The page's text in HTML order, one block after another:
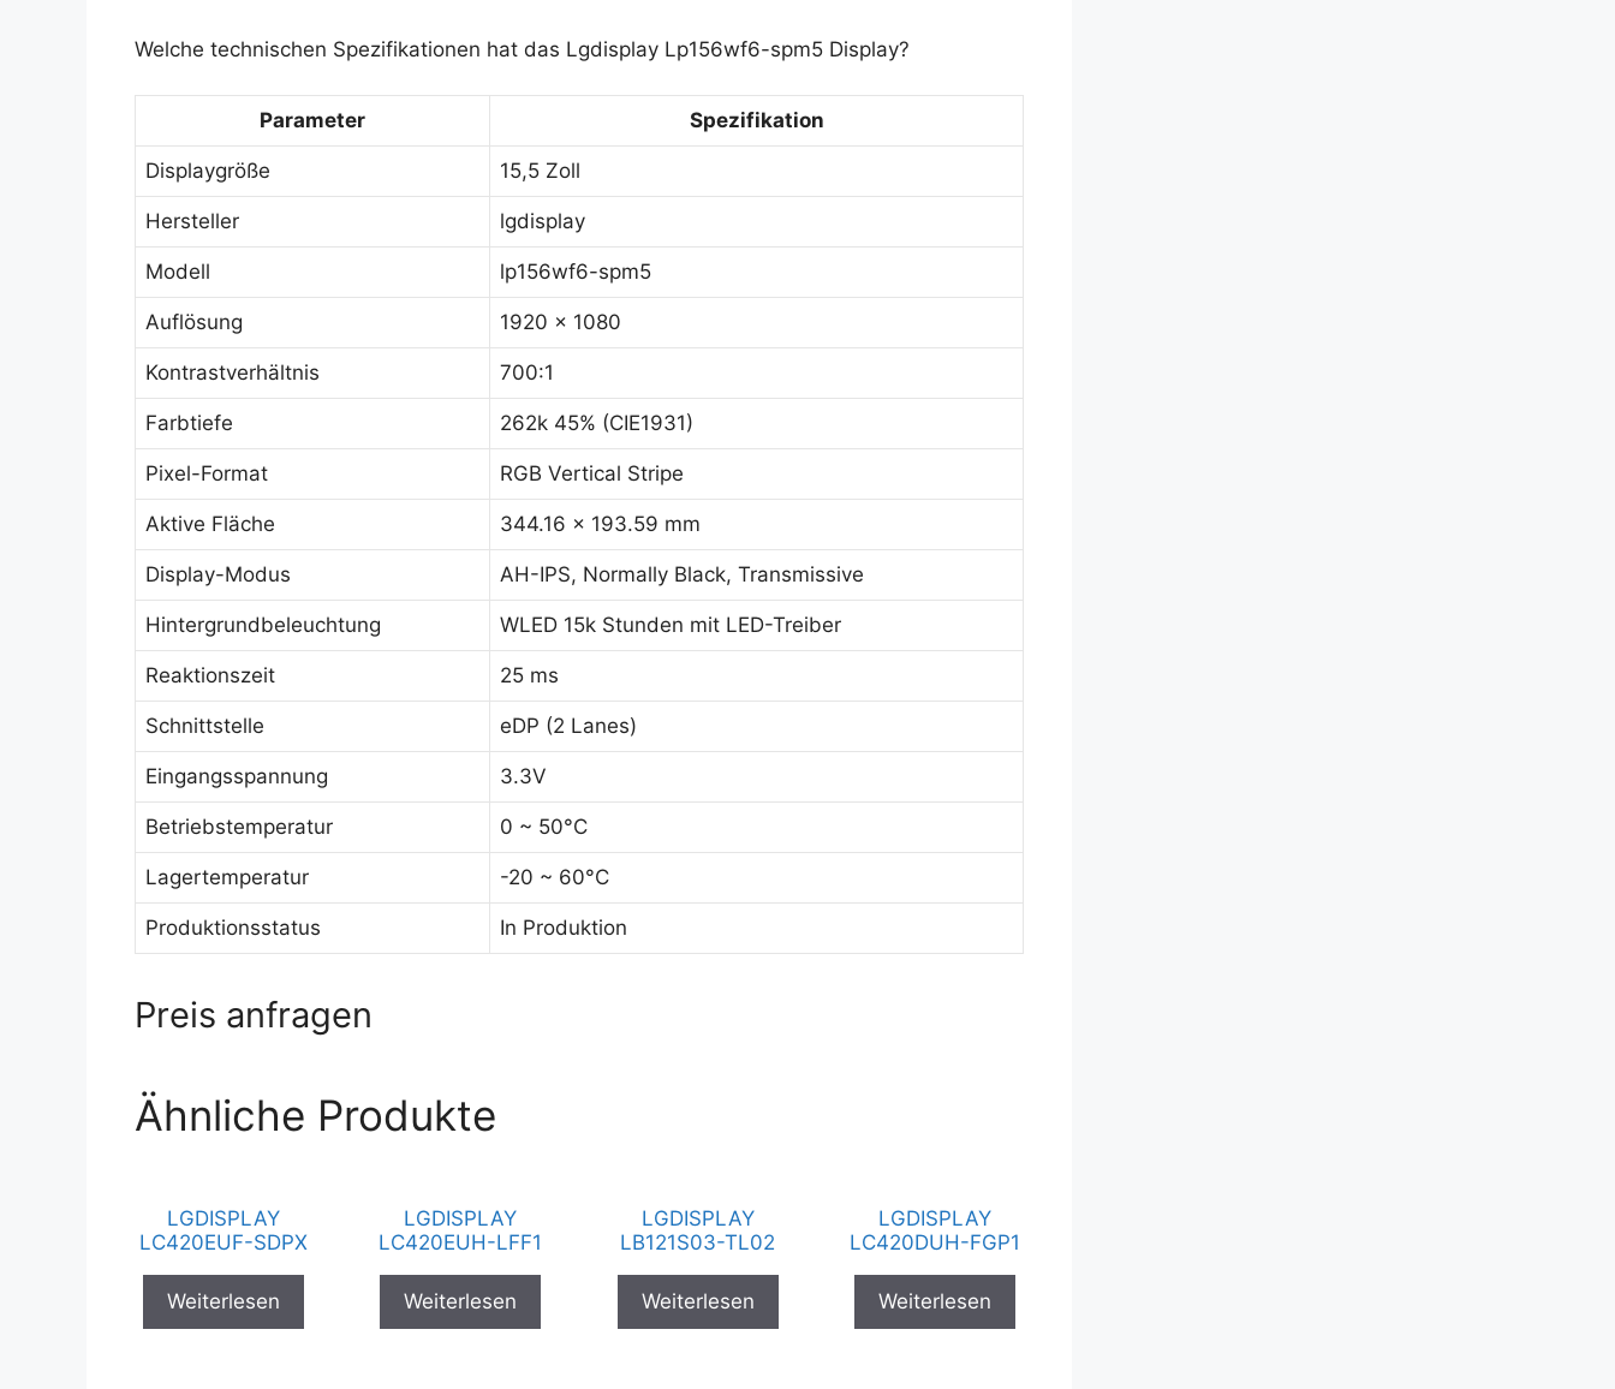
Welche technischen Spezifikationen hat das Lgdisplay Lp156wf6-spm5 Display?
Parameter Spezifikation
Displaygröße 15,5 Zoll
Hersteller lgdisplay
Modell lp156wf6-spm5
Auflösung 1920 x 1080
Kontrastverhältnis 700:1
Farbtiefe 262k 45% (CIE1931)
Pixel-Format RGB Vertical Stripe
Aktive Fläche 344.16 x 193.59 mm
Display-Modus AH-IPS, Normally Black, Transmissive
Hintergrundbeleuchtung WLED 15k Stunden mit LED-Treiber
Reaktionszeit 25 ms
Schnittstelle eDP (2 Lanes)
Eingangsspannung 3.3V
Betriebstemperatur 0 ~ 50°C
Lagertemperatur -20 ~ 60°C
Produktionsstatus In Produktion
Preis anfragen
Ähnliche Produkte
LGDISPLAY
LC420EUF-SDPX
Weiterlesen
LGDISPLAY
LC420EUH-LFF1
Weiterlesen
LGDISPLAY
LB121S03-TL02
Weiterlesen
LGDISPLAY
LC420DUH-FGP1
Weiterlesen